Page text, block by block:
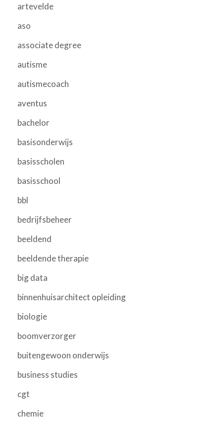
artevelde
aso
associate degree
autisme
autismecoach
aventus
bachelor
basisonderwijs
basisscholen
basisschool
bbl
bedrijfsbeheer
beeldend
beeldende therapie
big data
binnenhuisarchitect opleiding
biologie
boomverzorger
buitengewoon onderwijs
business studies
cgt
chemie